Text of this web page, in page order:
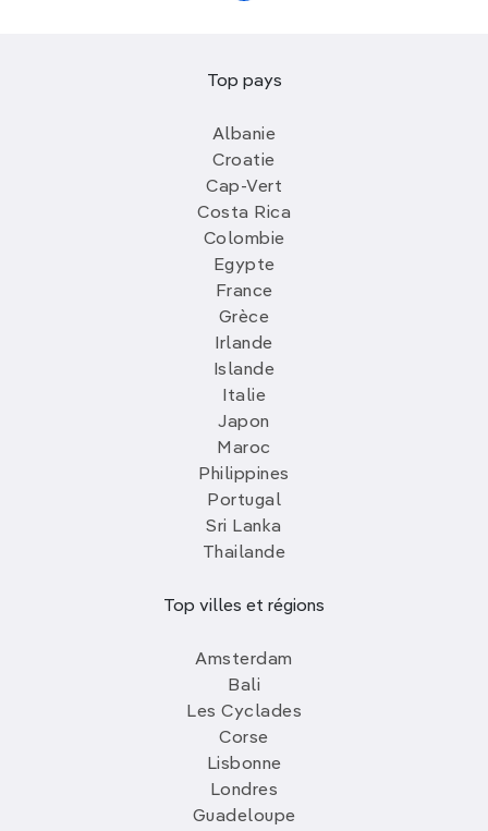
Top pays
Albanie
Croatie
Cap-Vert
Costa Rica
Colombie
Egypte
France
Grèce
Irlande
Islande
Italie
Japon
Maroc
Philippines
Portugal
Sri Lanka
Thailande
Top villes et régions
Amsterdam
Bali
Les Cyclades
Corse
Lisbonne
Londres
Guadeloupe